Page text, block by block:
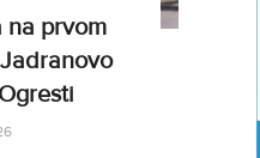
na prvom